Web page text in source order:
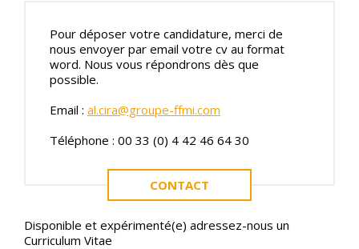
Pour déposer votre candidature, merci de
nous envoyer par email votre cv au format
word. Nous vous répondrons dès que
possible.
Email : al.cira@groupe-ffmi.com
Téléphone : 00 33 (0) 4 42 46 64 30
CONTACT
Disponible et expérimenté(e) adressez-nous un
Curriculum Vitae